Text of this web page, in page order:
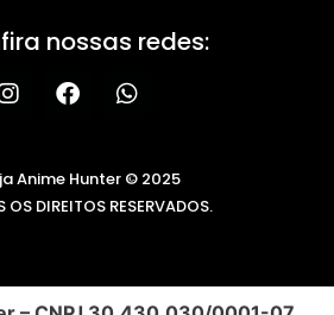
nossas redes:
Anime Hunter © 2025
OS DIREITOS RESERVADOS.